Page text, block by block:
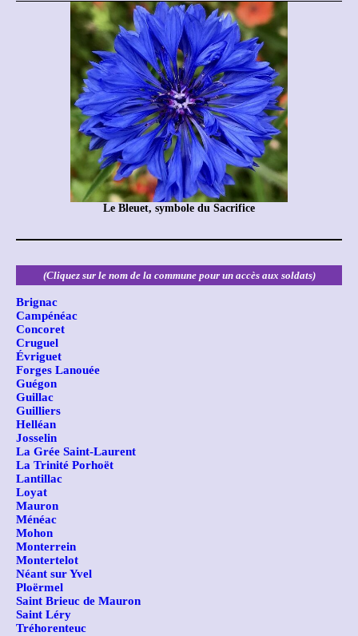
Le Bleuet, symbole du Sacrifice
(Cliquez sur le nom de la commune pour un accès aux soldats)
Brignac
Campénéac
Concoret
Cruguel
Évriguet
Forges Lanouée
Guégon
Guillac
Guilliers
Helléan
Josselin
La Grée Saint-Laurent
La Trinité Porhoët
Lantillac
Loyat
Mauron
Ménéac
Mohon
Monterrein
Montertelot
Néant sur Yvel
Ploërmel
Saint Brieuc de Mauron
Saint Léry
Tréhorenteuc